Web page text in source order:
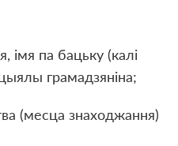
імя па бацьку (калі
грамадзяніна;
(месца знаходжання)